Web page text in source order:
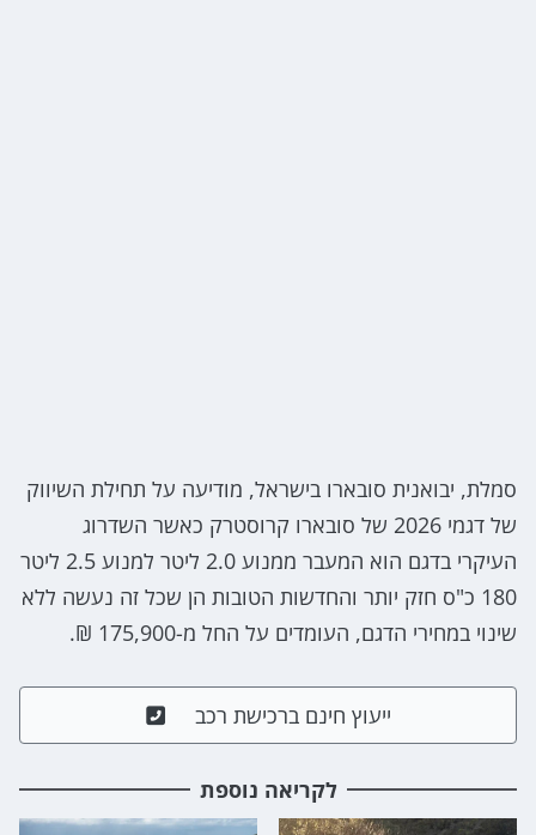
סמלת, יבואנית סובארו בישראל, מודיעה על תחילת השיווק
של דגמי 2026 של סובארו קרוסטרק כאשר השדרוג
העיקרי בדגם הוא המעבר ממנוע 2.0 ליטר למנוע 2.5 ליטר
180 כ"ס חזק יותר והחדשות הטובות הן שכל זה נעשה ללא
שינוי במחירי הדגם, העומדים על החל מ-175,900 ₪.
ייעוץ חינם ברכישת רכב
לקריאה נוספת